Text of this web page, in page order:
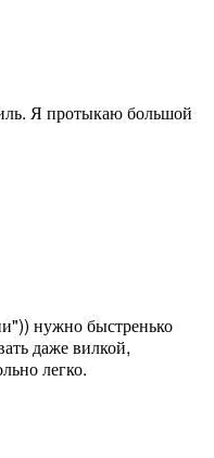
Я протыкаю большой
нужно быстренько
даже вилкой,
легко.